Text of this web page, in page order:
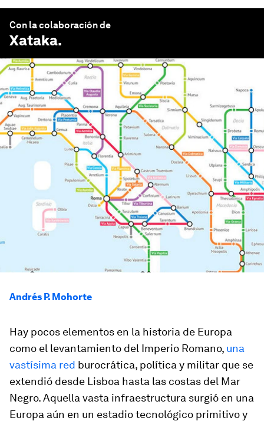
Con la colaboración de
Xataka.
Andrés P. Mohorte
Hay pocos elementos en la historia de Europa
como el levantamiento del Imperio Romano, una
vastísima red burocrática, política y militar que se
extendió desde Lisboa hasta las costas del Mar
Negro. Aquella vasta infraestructura surgió en una
Europa aún en un estadio tecnológico primitivo y